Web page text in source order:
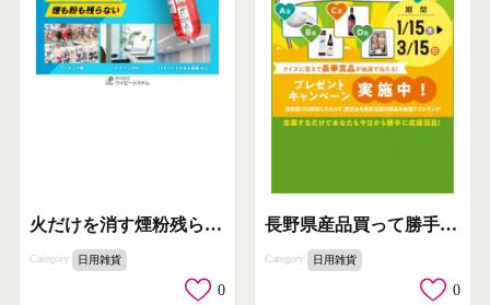
火だけを消す煙粉残らず汚さない二酸化炭素消火具
Category 日用雑貨
0
長野県産品買って勝手に応援団フェア第2弾プレゼントキャンペーン
Category 日用雑貨
0